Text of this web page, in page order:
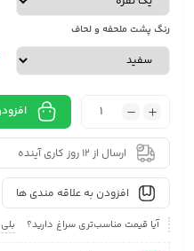
رنگ پشت ملحفه و لحاف
ارسال از 12 روز کاری آینده
افزودن به علاقه مندی ها
آیا قیمت مناسب‌تری سراغ دارید؟ بلی